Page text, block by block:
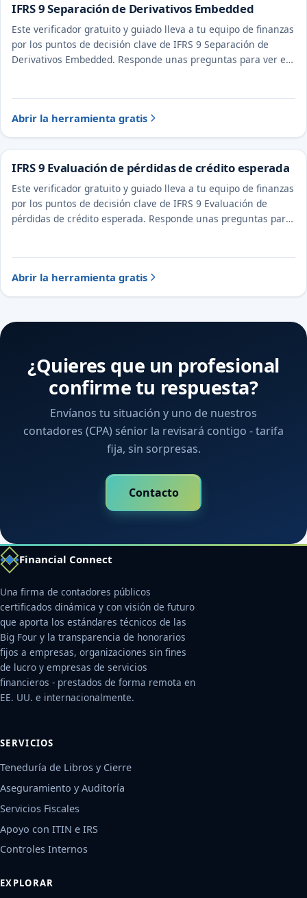
IFRS 9 Separación de Derivativos Embedded
Este verificador gratuito y guiado lleva a tu equipo de finanzas
por los puntos de decisión clave de IFRS 9 Separación de
Derivativos Embedded. Responde unas preguntas para ver el
Abrir la herramienta gratis
IFRS 9 Evaluación de pérdidas de crédito esperada
Este verificador gratuito y guiado lleva a tu equipo de finanzas
por los puntos de decisión clave de IFRS 9 Evaluación de
pérdidas de crédito esperada. Responde unas preguntas para
Abrir la herramienta gratis
¿Quieres que un profesional
confirme tu respuesta?
Envíanos tu situación y uno de nuestros
contadores (CPA) sénior la revisará contigo - tarifa
fija, sin sorpresas.
Contacto
Financial Connect
Una firma de contadores públicos
certificados dinámica y con visión de futuro
que aporta los estándares técnicos de las
Big Four y la transparencia de honorarios
fijos a empresas, organizaciones sin fines
de lucro y empresas de servicios
financieros - prestados de forma remota en
EE. UU. e internacionalmente.
SERVICIOS
Teneduría de Libros y Cierre
Aseguramiento y Auditoría
Servicios Fiscales
Apoyo con ITIN e IRS
Controles Internos
EXPLORAR